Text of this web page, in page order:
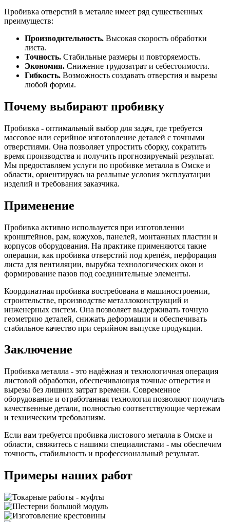
Пробивка отверстий в металле имеет ряд существенных
преимуществ:
Производительность. Высокая скорость обработки
листа.
Точность. Стабильные размеры и повторяемость.
Экономия. Снижение трудозатрат и себестоимости.
Гибкость. Возможность создавать отверстия и вырезы
любой формы.
Почему выбирают пробивку
Пробивка - оптимальный выбор для задач, где требуется
массовое или серийное изготовление деталей с точными
отверстиями. Она позволяет упростить сборку, сократить
время производства и получить прогнозируемый результат.
Мы предоставляем услуги по пробивке металла в Омске и
области, ориентируясь на реальные условия эксплуатации
изделий и требования заказчика.
Применение
Пробивка активно используется при изготовлении
кронштейнов, рам, кожухов, панелей, монтажных пластин и
корпусов оборудования. На практике применяются такие
операции, как пробивка отверстий под крепёж, перфорация
листа для вентиляции, вырубка технологических окон и
формирование пазов под соединительные элементы.
Координатная пробивка востребована в машиностроении,
строительстве, производстве металлоконструкций и
инженерных систем. Она позволяет выдерживать точную
геометрию деталей, снижать деформации и обеспечивать
стабильное качество при серийном выпуске продукции.
Заключение
Пробивка металла - это надёжная и технологичная операция
листовой обработки, обеспечивающая точные отверстия и
вырезы без лишних затрат времени. Современное
оборудование и отработанная технология позволяют получать
качественные детали, полностью соответствующие чертежам
и техническим требованиям.
Если вам требуется пробивка листового металла в Омске и
области, свяжитесь с нашими специалистами - мы обеспечим
точность, стабильность и профессиональный результат.
Примеры наших работ